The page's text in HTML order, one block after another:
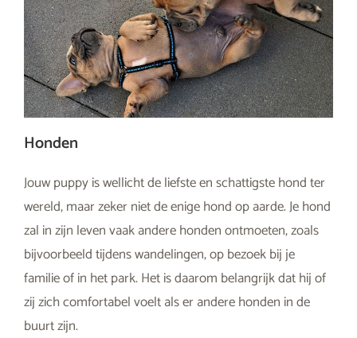
Honden
Jouw puppy is wellicht de liefste en schattigste hond ter
wereld, maar zeker niet de enige hond op aarde. Je hond
zal in zijn leven vaak andere honden ontmoeten, zoals
bijvoorbeeld tijdens wandelingen, op bezoek bij je
familie of in het park. Het is daarom belangrijk dat hij of
zij zich comfortabel voelt als er andere honden in de
buurt zijn.